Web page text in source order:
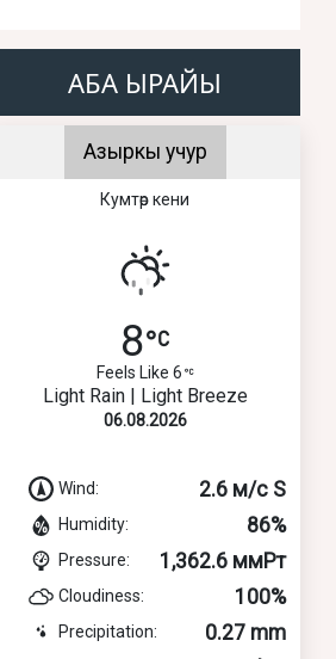
АБА ЫРАЙЫ
Азыркы учур
Кумтөр кени
8
Feels Like 6
Light Rain | Light Breeze
06.08.2026
Wind: 2.6 м/с S
Humidity: 86%
Pressure: 1,362.6 ммРт
Cloudiness: 100%
Precipitation: 0.27 mm